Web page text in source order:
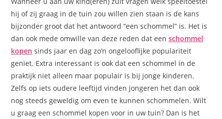
hij of zij graag in de tuin zou willen zien staan is de kans
bijzonder groot dat het antwoord “een schommel” is. Het is
dan ook mede omwille van deze reden dat eenschommel
kopen sinds jaar en dag zo’n ongelooflijke populariteit
geniet. Extra interessant is ook dat een schommel in de
praktijk niet alleen maar populair is bij jonge kinderen.
Zelfs op iets oudere leeftijd vinden jongeren het dan ook
nog steeds geweldig om even te kunnen schommelen. Wilt
u graag een schommel kopen voor in uw tuin? Dan is het